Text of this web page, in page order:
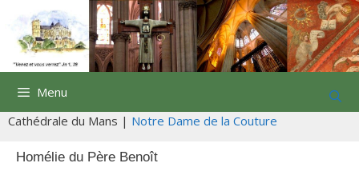
contenu
Menu
Cathédrale du Mans | Notre Dame de la Couture
Homélie du Père Benoît